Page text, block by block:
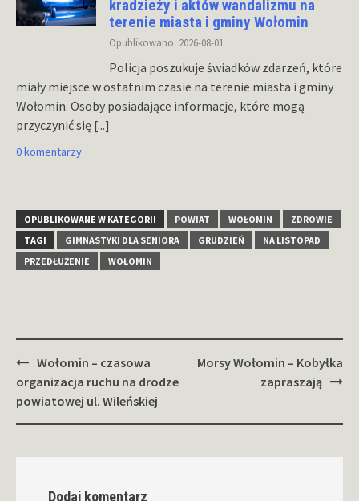
kradzieży i aktów wandalizmu na
terenie miasta i gminy Wołomin
Opublikowano: 2026-08-01
Policja poszukuje świadków zdarzeń, które
miały miejsce w ostatnim czasie na terenie miasta i gminy
Wołomin. Osoby posiadające informacje, które mogą
przyczynić się [...]
0 komentarzy
OPUBLIKOWANE W KATEGORII POWIAT WOŁOMIN
ZDROWIE
TAGI
GIMNASTYKI DLA SENIORA GRUDZIEŃ
NA LISTOPAD
PRZEDŁUŻENIE
WOŁOMIN
Zobacz
wpisy
Wołomin – czasowa
organizacja ruchu na drodze
powiatowej ul. Wileńskiej
Morsy Wołomin – Kobyłka
zapraszają
Dodaj komentarz